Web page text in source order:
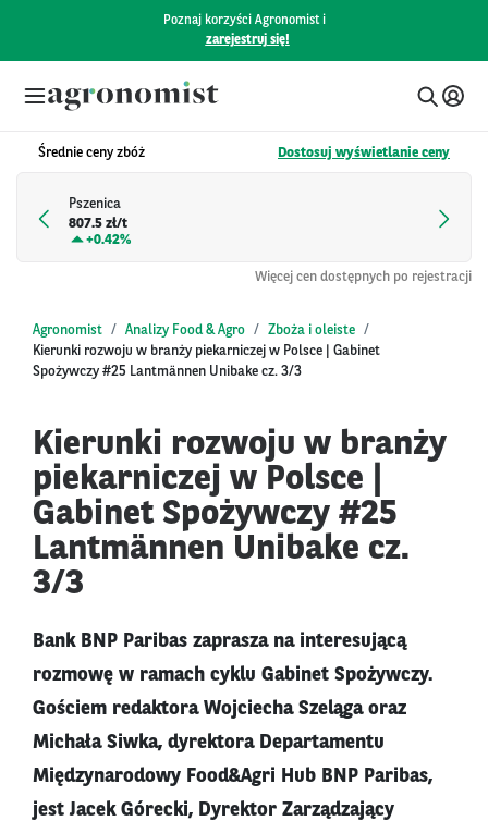
Poznaj korzyści Agronomist i
zarejestruj się!
Średnie ceny zbóż Dostosuj wyświetlanie ceny
Pszenica
807.5 zł/t
+0.42%
Więcej cen dostępnych po rejestracji
Agronomist Analizy Food & Agro
Zboża i oleiste
Kierunki rozwoju w branży piekarniczej w Polsce | Gabinet
Spożywczy #25 Lantmännen Unibake cz. 3/3
Kierunki rozwoju w branży
piekarniczej w Polsce |
Gabinet Spożywczy #25
Lantmännen Unibake cz.
3/3
Bank BNP Paribas zaprasza na interesującą
rozmowę w ramach cyklu Gabinet Spożywczy.
Gościem redaktora Wojciecha Szeląga oraz
Michała Siwka, dyrektora Departamentu
Międzynarodowy Food&Agri Hub BNP Paribas,
jest Jacek Górecki, Dyrektor Zarządzający